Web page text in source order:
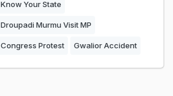
Know Your State
Droupadi Murmu Visit MP
Congress Protest Gwalior Accident